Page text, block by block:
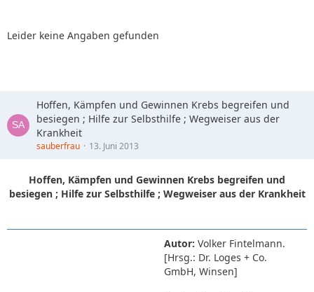
Leider keine Angaben gefunden
Hoffen, Kämpfen und Gewinnen Krebs begreifen und
besiegen ; Hilfe zur Selbsthilfe ; Wegweiser aus der
Krankheit
sauberfrau 13. Juni 2013
Hoffen, Kämpfen und Gewinnen Krebs begreifen und
besiegen ; Hilfe zur Selbsthilfe ; Wegweiser aus der Krankheit
Autor: Volker Fintelmann.
[Hrsg.: Dr. Loges + Co.
GmbH, Winsen]